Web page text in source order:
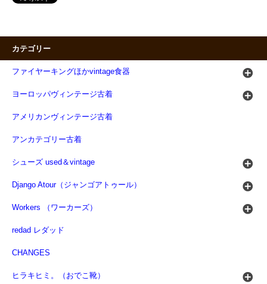
カテゴリー
ファイヤーキングほかvintage食器
ヨーロッパヴィンテージ古着
アメリカンヴィンテージ古着
アンカテゴリー古着
シューズ used＆vintage
Django Atour（ジャンゴアトゥール）
Workers （ワーカーズ）
redad レダッド
CHANGES
ヒラキヒミ。（おでこ靴）